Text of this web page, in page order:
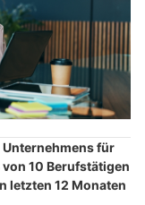
für
10 Berufstätigen
letzten 12 Monaten